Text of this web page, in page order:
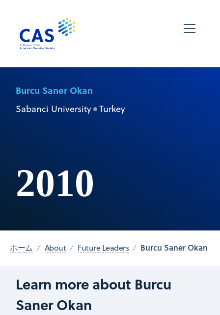
Burcu Saner Okan
Sabanci University Turkey
2010
ホーム About Future Leaders Burcu Saner Okan
Learn more about Burcu
Saner Okan